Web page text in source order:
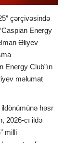
çərçivəsində
Energy
Əliyev
Energy Club”ın
məlumat
həsr
2026-cı ildə
milli